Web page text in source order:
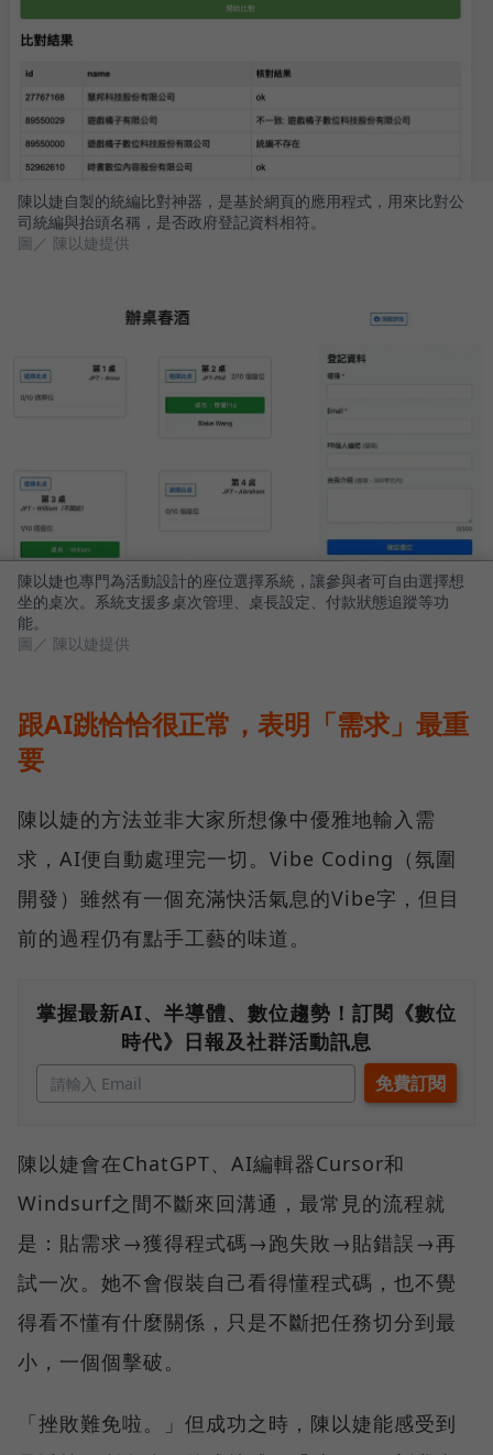
陳以婕自製的統編比對神器，是基於網頁的應用程式，用來比對公
司統編與抬頭名稱，是否政府登記資料相符。
圖／ 陳以婕提供
陳以婕也專門為活動設計的座位選擇系統，讓參與者可自由選擇想
坐的桌次。系統支援多桌次管理、桌長設定、付款狀態追蹤等功
能。
圖／ 陳以婕提供
跟AI跳恰恰很正常，表明「需求」最重
要
陳以婕的方法並非大家所想像中優雅地輸入需
求，AI便自動處理完一切。Vibe Coding（氛圍
開發）雖然有一個充滿快活氣息的Vibe字，但目
前的過程仍有點手工藝的味道。
掌握最新AI、半導體、數位趨勢！訂閱《數位
時代》日報及社群活動訊息
陳以婕會在ChatGPT、AI編輯器Cursor和
Windsurf之間不斷來回溝通，最常見的流程就
是：貼需求→獲得程式碼→跑失敗→貼錯誤→再
試一次。她不會假裝自己看得懂程式碼，也不覺
得看不懂有什麼關係，只是不斷把任務切分到最
小，一個個擊破。
「挫敗難免啦。」但成功之時，陳以婕能感受到